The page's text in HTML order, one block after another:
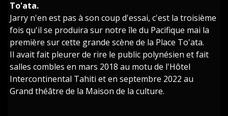
To'ata.
Jarry n'en est pas à son coup d'essai, c'est la troisième
fois qu'il se produira sur notre île du Pacifique mai la
première sur cette grande scène de la Place To'ata.
Il avait fait pleurer de rire le public polynésien et fait
salles combles en mars 2018 au motu de l'Hôtel
Intercontinental Tahiti et en septembre 2022 au
Grand théâtre de la Maison de la culture.